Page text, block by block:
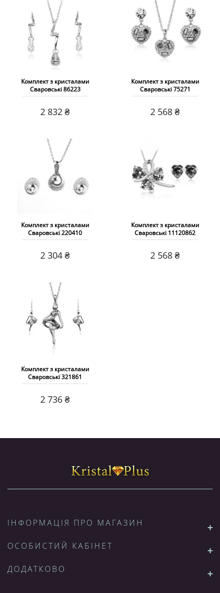
Комплект з кристалами
Сваровські 86223
2 832 ₴
Комплект з кристалами
Сваровські 75271
2 568 ₴
Комплект з кристалами
Сваровські 220410
2 304 ₴
Комплект з кристалами
Сваровські 11120862
2 568 ₴
Комплект з кристалами
Сваровські 321861
2 736 ₴
ІНФОРМАЦІЯ ПРО МАГАЗИН
ОСОБИСТИЙ КАБІНЕТ
ДОДАТКОВО